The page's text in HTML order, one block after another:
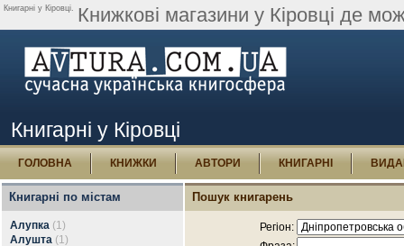
Книгарні у Кіровці. Книжкові магазини у Кіровці де
Книгарні у Кіровці
ГОЛОВНА КНИЖКИ АВТОРИ КНИГАРНІ
Книгарні по містам
Алупка (1)
Алушта (1)
Пошук книгарень
Регіон: